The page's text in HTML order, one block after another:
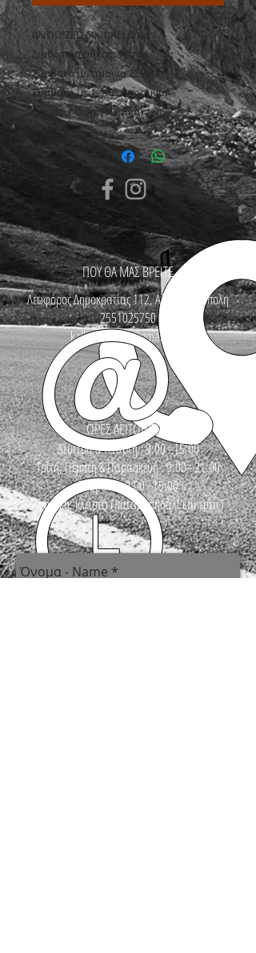
ANODIZED 6061 ALLOY
Διαθέσιμο μήκος: 90mm
Συμβατό με τιμόνια 25,4mm
Συμβατό με 1-1/8" πηρούνια
Βάρος: 148γρ. (100mm)
ΠΟΥ ΘΑ ΜΑΣ ΒΡΕΙΤΕ
Λεωφόρος Δημοκρατίας 112, Αλεξανδρούπολη
2551025750
kallinikosbikes@gmail.com
ΩΡΕΣ ΛΕΙΤΟΥΡΓΙΑΣ
Δευτέρα & Τετάρτη : 9:00 - 15:00
Τρίτη, Πέμπτη & Παρασκευή : 9:00 - 21:00
Σάββατο : 9:00 - 15:00
Κυριακή: κλειστά (πατάμε πηδάλι και εμείς)